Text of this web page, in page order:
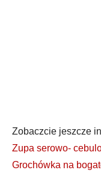
Zobaczcie jeszcze
Zupa serowo-
Grochówka na